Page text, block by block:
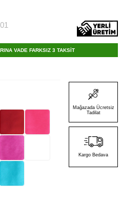
VADE FARKSIZ 3 TAKSİT
Mağazada Ücretsiz
Tadilat
Kargo Bedava